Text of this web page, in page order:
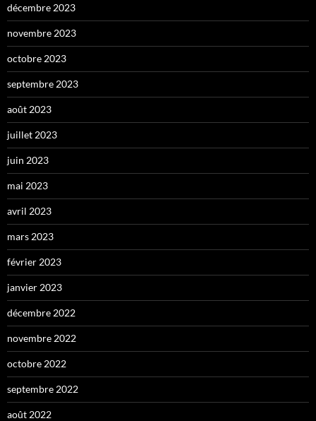
décembre 2023
novembre 2023
octobre 2023
septembre 2023
août 2023
juillet 2023
juin 2023
mai 2023
avril 2023
mars 2023
février 2023
janvier 2023
décembre 2022
novembre 2022
octobre 2022
septembre 2022
août 2022